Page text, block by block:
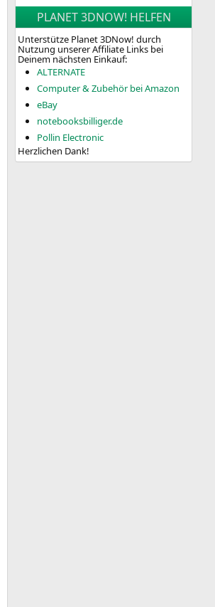
PLANET 3DNOW! HELFEN
Unterstütze Planet 3DNow! durch
Nutzung unserer Affiliate Links bei
Deinem nächsten Einkauf:
ALTERNATE
Computer & Zubehör bei Amazon
eBay
notebooksbilliger.de
Pollin Electronic
Herzlichen Dank!